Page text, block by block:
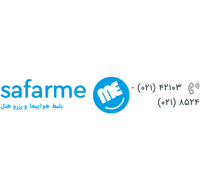
(۰۲۱) ۴٢١٠٣
-
(۰۲۱) ۸۵۲۴
بلیط هواپیما و رزرو هتل